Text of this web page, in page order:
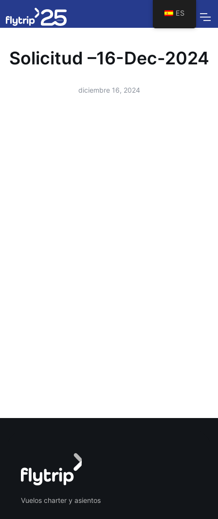
Solicitud –16-Dec-2024
diciembre 16, 2024
Vuelos charter y asientos
ES